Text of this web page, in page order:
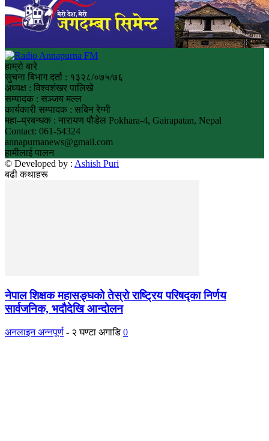
हाम्रो बारे
सुचना बिभाग दर्ता : १३२८/०७५/७६
अध्यक्ष : विश्वशंखर पालिखे
सम्पादक : सञ्जय मल्ल
कार्यकारी सम्पादक : सबिन रेग्मी
महा–प्रबन्धक : नारायण पौडेल Pokhara-4, Gairapatan, Nepal
Contact: 061-54324
annapurnanews@gmail.com
हामीलाई पालन
© Developed by : Ashish Puri
बढी कथाहरू
नेपाल शिक्षक महासङ्घको तेस्रो राष्ट्रिय परिषद्का निर्णय
सार्वजनिक, भदाैदेखि आन्दाेलन
अनलाइन अन्नपूर्ण - २ घण्टा अगाडि 0